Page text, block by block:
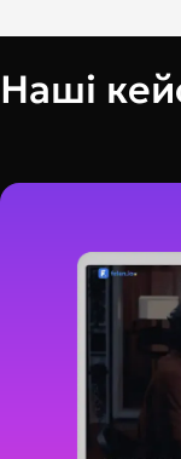
Наші